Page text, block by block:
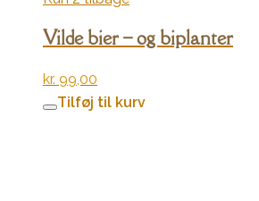
Vilde bier – og biplanter
kr. 99,00
Tilføj til kurv